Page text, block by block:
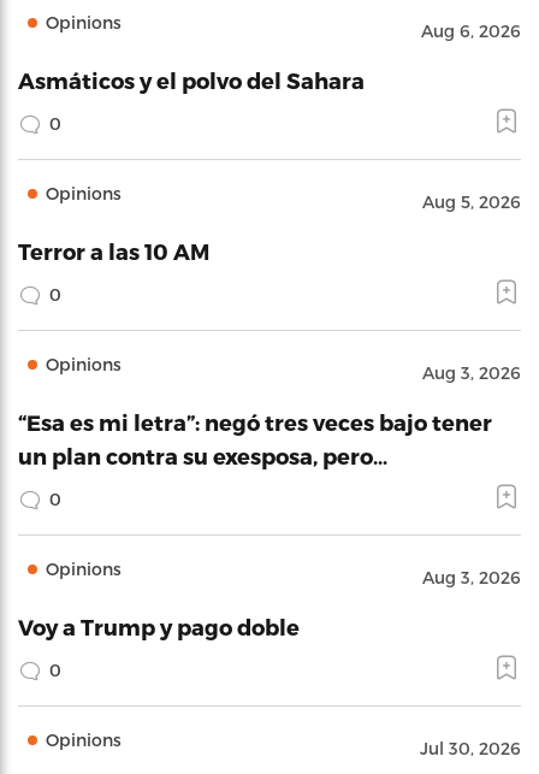
Opinions Aug 6, 2026
Asmáticos y el polvo del Sahara
0
Opinions Aug 5, 2026
Terror a las 10 AM
0
Opinions Aug 3, 2026
“Esa es mi letra”: negó tres veces bajo tener
un plan contra su exesposa, pero…
0
Opinions Aug 3, 2026
Voy a Trump y pago doble
0
Opinions Jul 30, 2026